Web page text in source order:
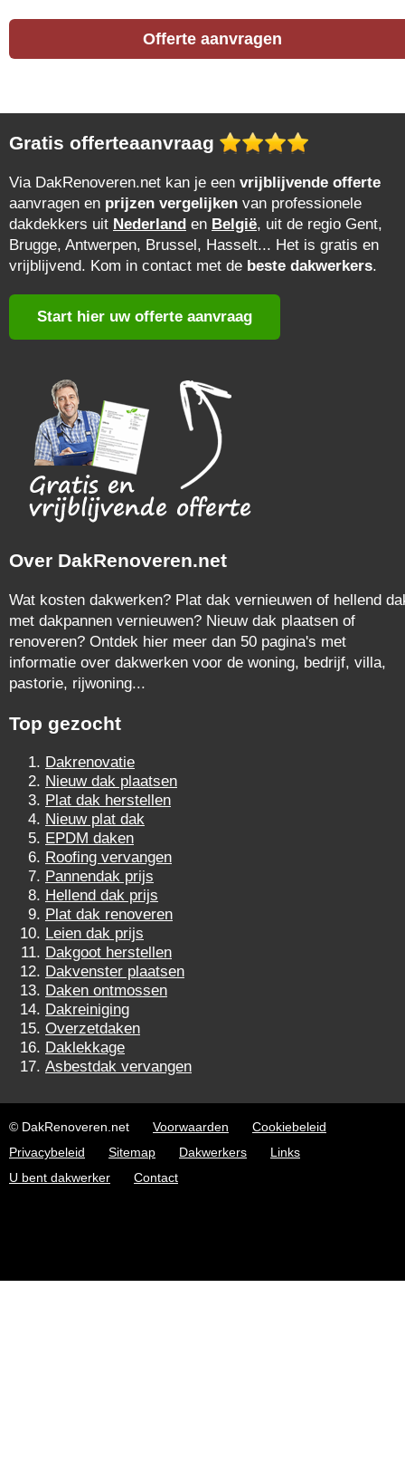
Offerte aanvragen
Gratis offerteaanvraag
Via DakRenoveren.net kan je een vrijblijvende offerte
aanvragen en prijzen vergelijken van professionele
dakdekkers uit Nederland en België, uit de regio Gent,
Brugge, Antwerpen, Brussel, Hasselt... Het is gratis en
vrijblijvend. Kom in contact met de beste dakwerkers.
Start hier uw offerte aanvraag
Over DakRenoveren.net
Wat kosten dakwerken? Plat dak vernieuwen of hellend
met dakpannen vernieuwen? Nieuw dak plaatsen of
renoveren? Ontdek hier meer dan 50 pagina's met
informatie over dakwerken voor de woning, bedrijf, villa,
pastorie, rijwoning...
Top gezocht
Dakrenovatie
Nieuw dak plaatsen
Plat dak herstellen
Nieuw plat dak
EPDM daken
Roofing vervangen
Pannendak prijs
Hellend dak prijs
Plat dak renoveren
Leien dak prijs
Dakgoot herstellen
Dakvenster plaatsen
Daken ontmossen
Dakreiniging
Overzetdaken
Daklekkage
Asbestdak vervangen
© DakRenoveren.net Voorwaarden
Cookiebeleid
Privacybeleid
Sitemap Dakwerkers
Links
U bent dakwerker
Contact